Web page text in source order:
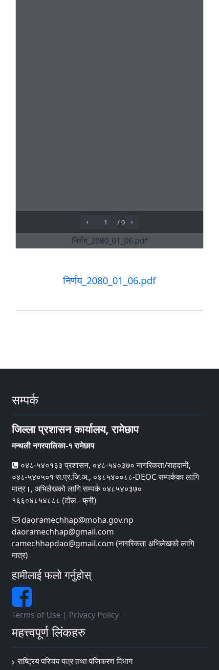
निर्णय_2080_01_06.pdf
सम्पर्क
जिल्ला प्रशासन कार्यालय, रामेछाप
मन्थली नगरपालिका-१ रामेछाप
०४८-५४०१३३ प्रशासन, ०४८-५४०३७० नागरिकता/राहदानी,
०४८-५४०५०१ स.प्र.जि.अ., ०४८५४००८८-DEOC सम्पर्कका लागि
मात्र।, अभिलेखको लागि सम्पर्क ०४८५४०३७०
१६६०४८५४८८८ (टोल - फ्री)
daoramechhap@moha.gov.np
daoramechhap@gmail.com
ramechhapdao@gmail.com (नागरिकता अभिलेखको लागि
मात्र)
हामीलाई फलो गर्नुहोस्
Terms of Use | Privacy Policy
महत्त्वपूर्ण लिंकहरु
राष्ट्रिय परिचय पत्र तथा पंजिकरण विभाग